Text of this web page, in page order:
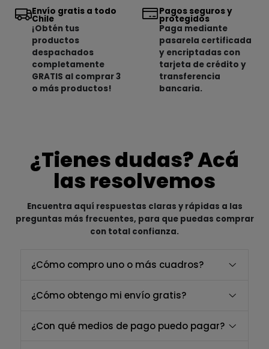
Envío gratis a todo
Chile
¡Obtén tus
productos
despachados
completamente
GRATIS al comprar 3
o más productos!
Pagos seguros y
protegidos
Paga mediante
pasarela certificada
y encriptadas con
tarjeta de crédito y
transferencia
bancaria.
¿Tienes dudas? Acá
las resolvemos
Encuentra aquí respuestas claras y rápidas a las
preguntas más frecuentes, para que puedas comprar
con total confianza.
¿Cómo compro uno o más cuadros?
¿Cómo obtengo mi envío gratis?
¿Con qué medios de pago puedo pagar?